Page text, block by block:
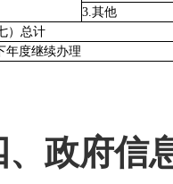
3.其他
）总计
年度继续办理
、政府信